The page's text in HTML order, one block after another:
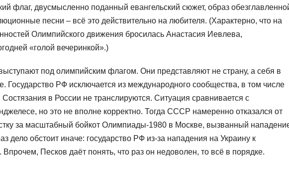
флаг, двусмысленно поданный евангельский сюжет, образ
песни – всё это действительно на любителя. (Характерно, что на
Олимпийского движения бросилась Анастасия Иевлева,
«голой вечеринкой».)
под олимпийским флагом. Они представляют не страну, а себя в
Государство РФ исключается из международного сообщества, в том числе
в России не транслируются. Ситуация сравнивается с
но это не вполне корректно. Тогда СССР намеренно отказался от
за масштабный бойкот Олимпиады-1980 в Москве, вызванный
дело обстоит иначе: государство РФ из-за нападения на Украину к
Песков даёт понять, что раз он недоволен, то всё в порядке.